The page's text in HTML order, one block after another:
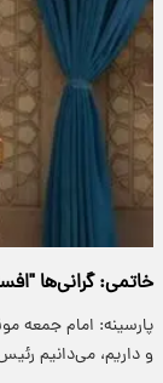
خاتمی: گرانی‌ها
پارسینه: امام جمعه
و داریم، می‌دانیم